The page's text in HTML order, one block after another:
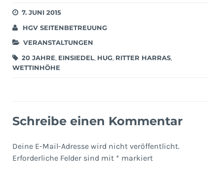
7. JUNI 2015
HGV SEITENBETREUUNG
VERANSTALTUNGEN
20 JAHRE, EINSIEDEL, HUG, RITTER HARRAS,
WETTINHÖHE
Schreibe einen Kommentar
Deine E-Mail-Adresse wird nicht veröffentlicht.
Erforderliche Felder sind mit * markiert